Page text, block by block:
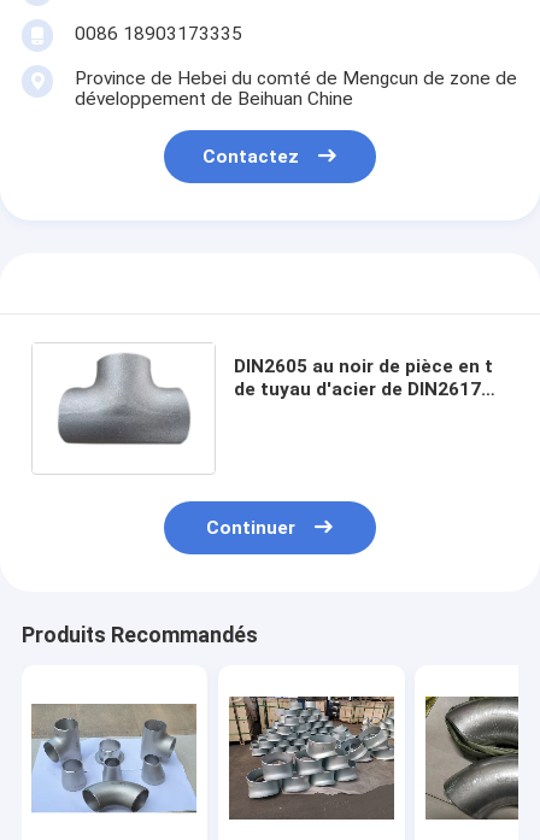
0086 18903173335
Province de Hebei du comté de Mengcun de zone de
développement de Beihuan Chine
Contactez
DIN2605 au noir de pièce en t
de tuyau d'acier de DIN2617
Continuer
Produits Recommandés